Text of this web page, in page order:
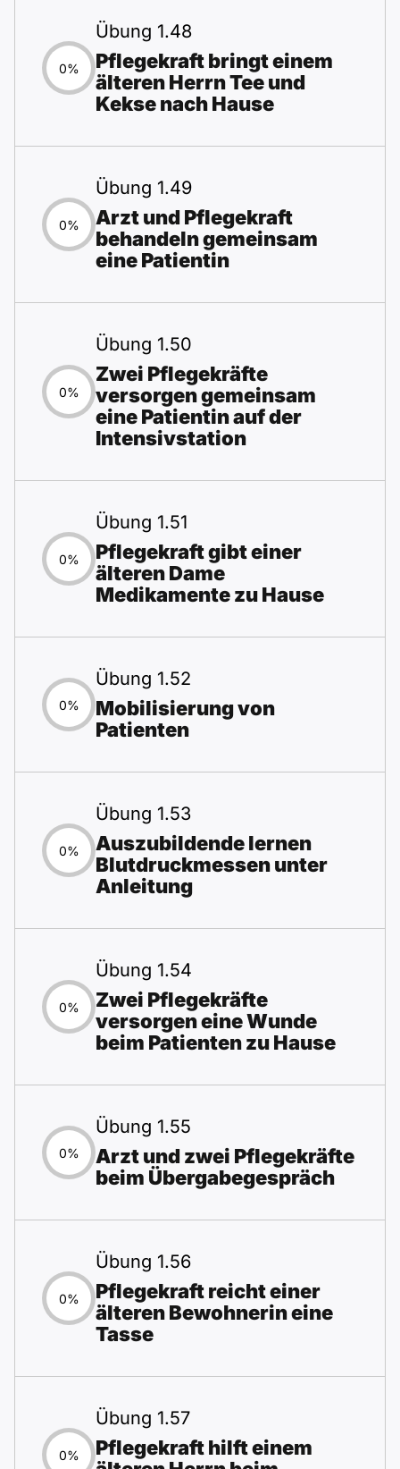
0%
Übung 1.48
Pflegekraft bringt einem
älteren Herrn Tee und
Kekse nach Hause
0%
Übung 1.49
Arzt und Pflegekraft
behandeln gemeinsam
eine Patientin
0%
Übung 1.50
Zwei Pflegekräfte
versorgen gemeinsam
eine Patientin auf der
Intensivstation
0%
Übung 1.51
Pflegekraft gibt einer
älteren Dame
Medikamente zu Hause
0%
Übung 1.52
Mobilisierung von
Patienten
0%
Übung 1.53
Auszubildende lernen
Blutdruckmessen unter
Anleitung
0%
Übung 1.54
Zwei Pflegekräfte
versorgen eine Wunde
beim Patienten zu Hause
0%
Übung 1.55
Arzt und zwei Pflegekräfte
beim Übergabegespräch
0%
Übung 1.56
Pflegekraft reicht einer
älteren Bewohnerin eine
Tasse
0%
Übung 1.57
Pflegekraft hilft einem